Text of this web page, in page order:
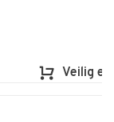
Veilig en